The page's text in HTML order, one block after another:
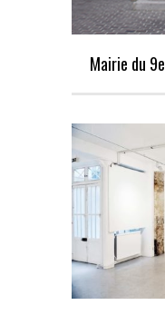
Mairie du 9e